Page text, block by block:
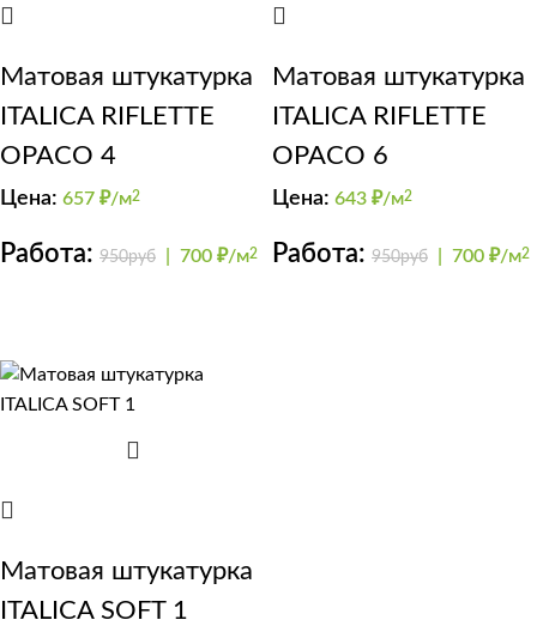
Матовая штукатурка
ITALICA RIFLETTE
OPACO 4
Цена: 657 ₽/м2
Работа: 950руб 700 ₽/м2
Матовая штукатурка
ITALICA RIFLETTE
OPACO 6
Цена: 643 ₽/м2
Работа: 950руб 700 ₽/м2
Матовая штукатурка
ITALICA SOFT 1